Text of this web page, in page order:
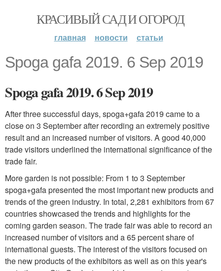
КРАСИВЫЙ САД И ОГОРОД
главная новости статьи
Spoga gafa 2019. 6 Sep 2019
Spoga gafa 2019. 6 Sep 2019
After three successful days, spoga+gafa 2019 came to a
close on 3 September after recording an extremely positive
result and an increased number of visitors. A good 40,000
trade visitors underlined the international significance of the
trade fair.
More garden is not possible: From 1 to 3 September
spoga+gafa presented the most important new products and
trends of the green industry. In total, 2,281 exhibitors from 67
countries showcased the trends and highlights for the
coming garden season. The trade fair was able to record an
increased number of visitors and a 65 percent share of
international guests. The interest of the visitors focused on
the new products of the exhibitors as well as on this year's